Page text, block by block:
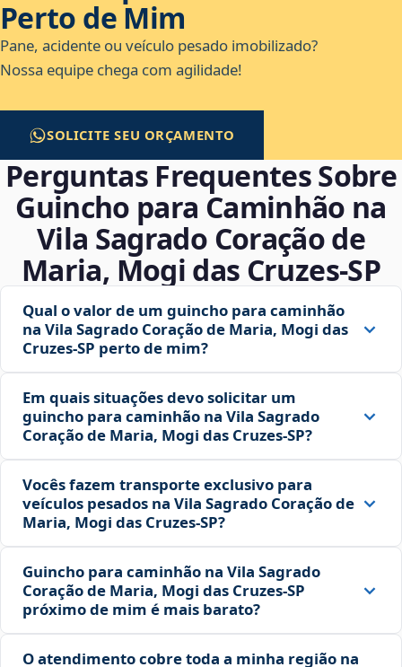
Perto de Mim
Pane, acidente ou veículo pesado imobilizado?
Nossa equipe chega com agilidade!
SOLICITE SEU ORÇAMENTO
Perguntas Frequentes Sobre
Guincho para Caminhão na
Vila Sagrado Coração de
Maria, Mogi das Cruzes‑SP
Qual o valor de um guincho para caminhão
na Vila Sagrado Coração de Maria, Mogi das
Cruzes‑SP perto de mim?
Em quais situações devo solicitar um
guincho para caminhão na Vila Sagrado
Coração de Maria, Mogi das Cruzes‑SP?
Vocês fazem transporte exclusivo para
veículos pesados na Vila Sagrado Coração de
Maria, Mogi das Cruzes‑SP?
Guincho para caminhão na Vila Sagrado
Coração de Maria, Mogi das Cruzes‑SP
próximo de mim é mais barato?
O atendimento cobre toda a minha região na